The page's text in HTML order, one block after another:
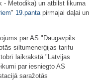
- Metodika) un atbilst likuma
" 19.pantapirmajai daļai un
par AS "Daugavpils
siltumenerģijas tarifu
laikrakstā "Latvijas
par iesniegto AS
saražotās